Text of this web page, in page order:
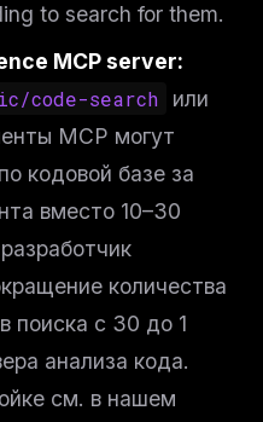
to search for them.
MCP server:
code-search
или
MCP могут
кодовой базе за
вместо 10–30
количества
поиска с 30 до 1
анализа кода.
см. в нашем